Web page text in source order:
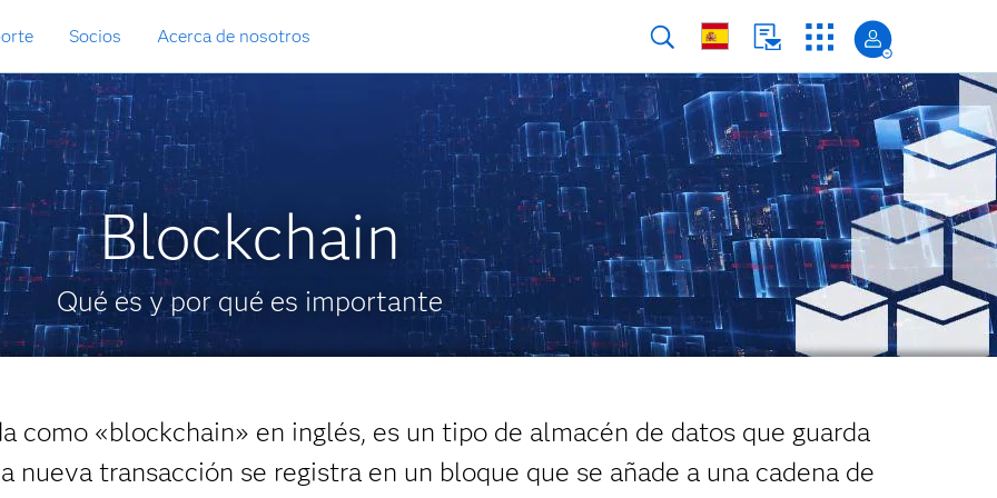
Socios Acerca de nosotros
Blockchain
Qué es y por qué es importante
como «blockchain» en inglés, es un tipo de almacén de datos que guarda
nueva transacción se registra en un bloque que se añade a una cadena de